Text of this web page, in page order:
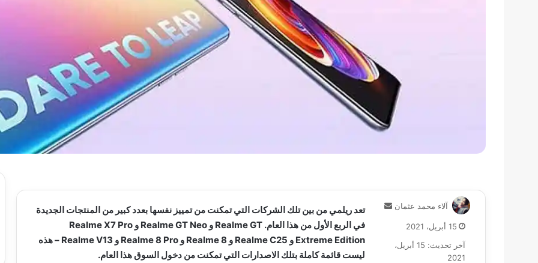
تعد ريلمي من بين تلك الشركات التي تمكنت من تمييز نفسها بعدد كبير من المنتجات الجديدة
في الربع الأول من هذا العام. Realme GT و Realme GT Neo و Realme X7 Pro
Extreme Edition و Realme C25 و Realme 8 و Realme 8 Pro و Realme V13 – هذه
ليست قائمة كاملة بتلك الاصدارات التي تمكنت من دخول السوق هذا العام.
آلاء محمد عثمان
أرسل
إلكترونيا
15 أبريل، 2021
آخر تحديث: 15 أبريل،
2021